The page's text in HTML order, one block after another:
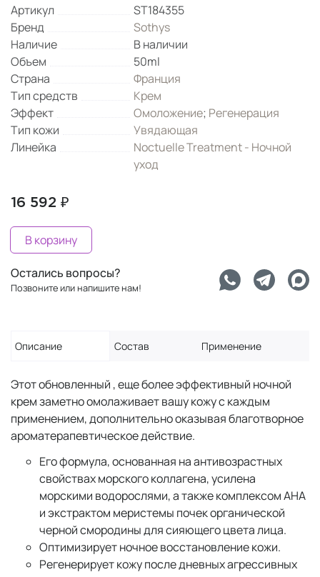
Артикул
ST184355
Бренд
Sothys
Наличие
В наличии
Объем
50ml
Страна
Франция
Тип средств
Крем
Эффект
Омоложение; Регенерация
Тип кожи
Увядающая
Линейка
Noctuelle Treatment - Ночной
уход
16 592 ₽
В корзину
Остались вопросы?
Позвоните или напишите нам!
Описание Состав Применение
Этот обновленный , еще более эффективный ночной
крем заметно омолаживает вашу кожу с каждым
применением, дополнительно оказывая благотворное
ароматерапевтическое действие.
Его формула, основанная на антивозрастных
свойствах морского коллагена, усилена
морскими водорослями, а также комплексом AHA
и экстрактом меристемы почек органической
черной смородины для сияющего цвета лица.
Оптимизирует ночное восстановление кожи.
Регенерирует кожу после дневных агрессивных